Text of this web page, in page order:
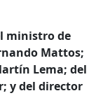
ministro de
Mattos;
Lema; del
y del director